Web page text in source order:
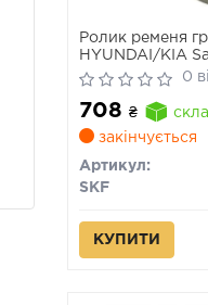
Ролик ременя
HYUNDAI/KIA
Fe/Sonata/
"2,5L "98>>
0
708 ₴
закінчується
Артикул:
SKF
КУПИТИ